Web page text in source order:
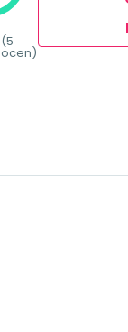
(5
ocen)